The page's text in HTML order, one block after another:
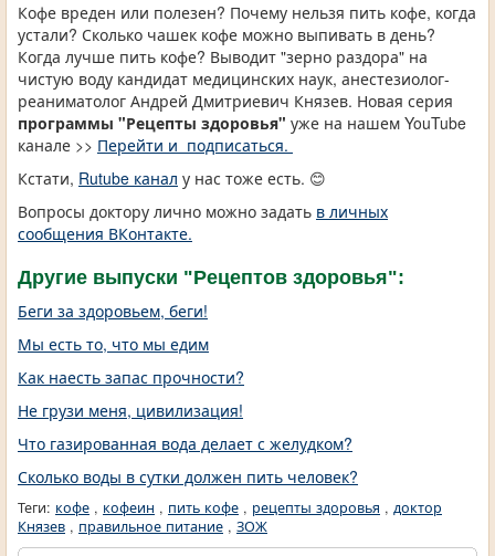
Кофе вреден или полезен? Почему нельзя пить кофе, когда
устали? Сколько чашек кофе можно выпивать в день?
Когда лучше пить кофе? Выводит "зерно раздора" на
чистую воду кандидат медицинских наук, анестезиолог-
реаниматолог Андрей Дмитриевич Князев. Новая серия
программы "Рецепты здоровья" уже на нашем YouTube
канале >> Перейти и подписаться.
Кстати, Rutube канал у нас тоже есть. 😊
Вопросы доктору лично можно задать в личных
сообщения ВКонтакте.
Другие выпуски "Рецептов здоровья":
Беги за здоровьем, беги!
Мы есть то, что мы едим
Как наесть запас прочности?
Не грузи меня, цивилизация!
Что газированная вода делает с желудком?
Сколько воды в сутки должен пить человек?
Теги: кофе , кофеин , пить кофе , рецепты здоровья , доктор
Князев , правильное питание , ЗОЖ